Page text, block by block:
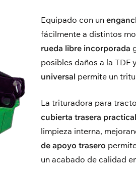
Equipado con un
fácilmente a distintos
rueda libre incorporada
posibles daños a la TDF
universal permite un
La trituradora para
cubierta trasera
limpieza interna,
de apoyo trasero
un acabado de calidad